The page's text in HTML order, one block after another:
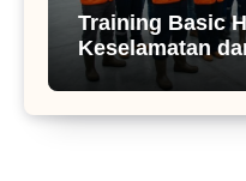
Training Basic
Keselamatan